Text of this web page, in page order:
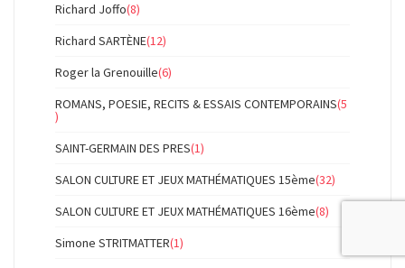
Richard Joffo(8)
Richard SARTÈNE(12)
Roger la Grenouille(6)
ROMANS, POESIE, RECITS & ESSAIS CONTEMPORAINS(5
)
SAINT-GERMAIN DES PRES(1)
SALON CULTURE ET JEUX MATHÉMATIQUES 15ème(32)
SALON CULTURE ET JEUX MATHÉMATIQUES 16ème(8)
Simone STRITMATTER(1)